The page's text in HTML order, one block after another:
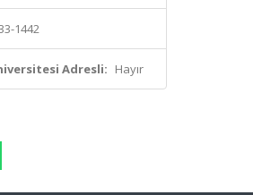
1442
Adresli: Hayır